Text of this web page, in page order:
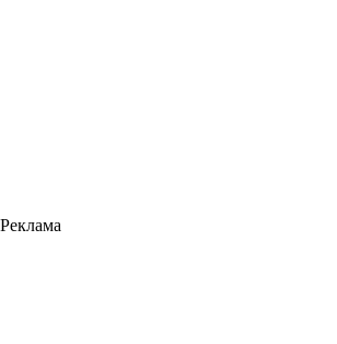
Реклама